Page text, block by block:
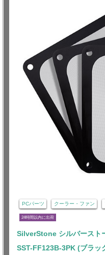
PCパーツ クーラー・ファン
24時間以内に出荷
SilverStone シルバースト
SST-FF123B-3PK (ブラッ